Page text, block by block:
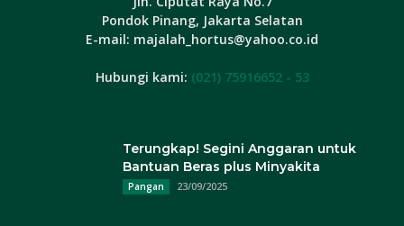
Pondok Pinang, Jakarta Selatan
E-mail: majalah_hortus@yahoo.co.id
Hubungi kami: (021) 75916652 - 53
Terungkap! Segini Anggaran untuk
Bantuan Beras plus Minyakita
Pangan 23/09/2025